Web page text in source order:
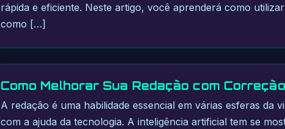
rápida e eficiente. Neste artigo, você aprenderá como
como […]
Como Melhorar Sua Redação com
A redação é uma habilidade essencial em várias esferas da
com a ajuda da tecnologia. A inteligência artificial tem se